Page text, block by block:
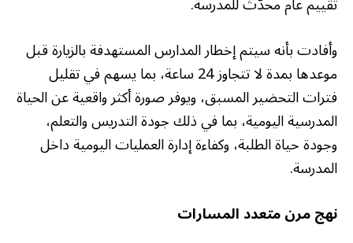
وأفادت بأنه سيتم إخطار المدارس المستهدفة بالزيارة قبل
موعدها بمدة لا تتجاوز 24 ساعة، بما يسهم في تقليل
فترات التحضير المسبق، ويوفر صورة أكثر واقعية عن الحياة
المدرسية اليومية، بما في ذلك جودة التدريس والتعلم،
وجودة حياة الطلبة، وكفاءة إدارة العمليات اليومية داخل
المدرسة.
نهج مرن متعدد المسارات